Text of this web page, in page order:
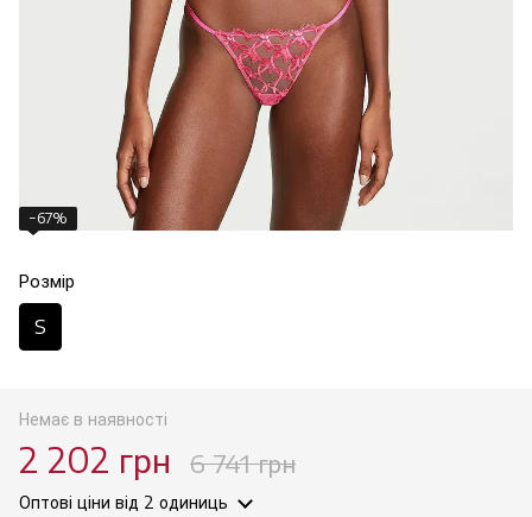
−67%
Розмір
S
Немає в наявності
2 202 грн 6 741 грн
Оптові ціни від 2 одиниць